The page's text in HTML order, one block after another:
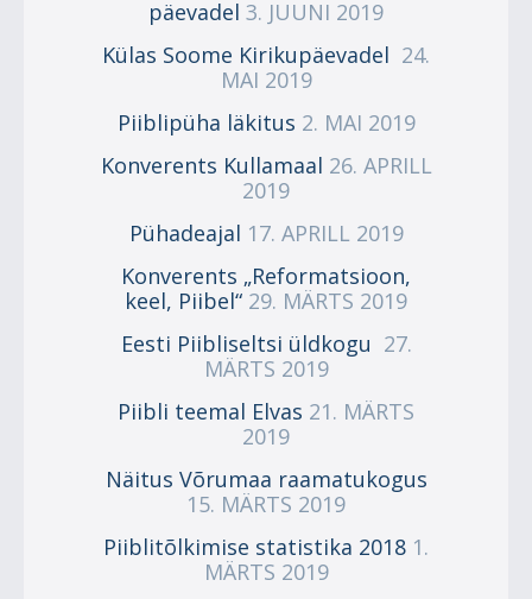
päevadel 3. JUUNI 2019
Külas Soome Kirikupäevadel 24.
MAI 2019
Piiblipüha läkitus 2. MAI 2019
Konverents Kullamaal 26. APRILL
2019
Pühadeajal 17. APRILL 2019
Konverents „Reformatsioon,
keel, Piibel“ 29. MÄRTS 2019
Eesti Piibliseltsi üldkogu 27.
MÄRTS 2019
Piibli teemal Elvas 21. MÄRTS
2019
Näitus Võrumaa raamatukogus
15. MÄRTS 2019
Piiblitõlkimise statistika 2018 1.
MÄRTS 2019